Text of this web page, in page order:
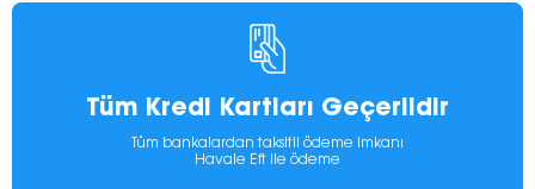
Tüm Kredi Kartları Geçerlidir
Tüm bankalardan taksitli ödeme imkanı
Havale Eft ile ödeme